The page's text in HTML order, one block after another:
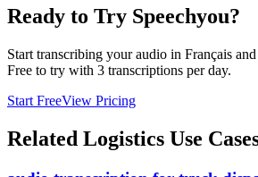
Ready to Try Speechyou?
Start transcribing your audio in Français
Free to try with 3 transcriptions per day.
Start FreeView Pricing
Related Logistics Use